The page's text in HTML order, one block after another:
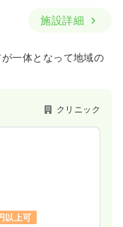
施設詳細
一体となって地域の
クリニック
以上可